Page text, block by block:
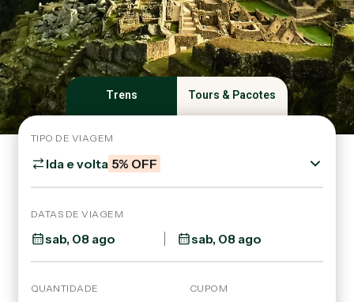
Trens Tours & Pacotes
TIPO DE VIAGEM
Ida e volta 5% OFF
DATAS DE VIAGEM
QUANTIDADE CUPOM